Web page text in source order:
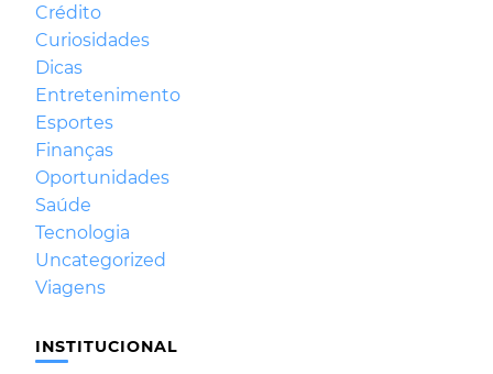
Crédito
Curiosidades
Dicas
Entretenimento
Esportes
Finanças
Oportunidades
Saúde
Tecnologia
Uncategorized
Viagens
INSTITUCIONAL